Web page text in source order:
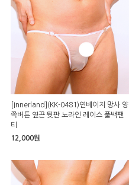
[Innerland](KK-0481)연베이지 망사 양
쪽버튼 옆끈 뒷판 노라인 레이스 풀백팬
티
12,000원